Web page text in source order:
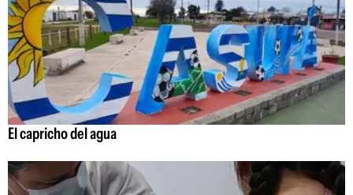
El capricho del agua